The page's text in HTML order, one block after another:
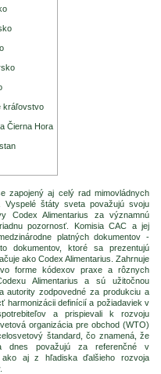
kráľovstvo
Čierna Hora
zapojený aj celý rad mimovládnych
Vyspelé štáty sveta považujú svoju
Codex Alimentarius za významnú
pozornosť. Komisia CAC a jej
platných dokumentov -
dokumentov, ktoré sa prezentujú
ako Codex Alimentarius. Zahrnuje
forme kódexov praxe a rôznych
Alimentarius a sú užitočnou
autority zodpovedné za produkciu a
harmonizácii definícií a požiadaviek v
a prispievali k rozvoju
organizácia pre obchod (WTO)
štandard, čo znamená, že
dnes považujú za referenčné v
ako aj z hľadiska ďalšieho rozvoja